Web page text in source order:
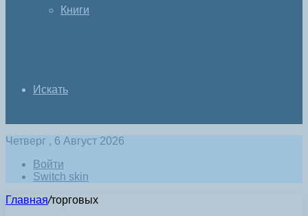
Книги
Искать
Четверг , 6 Август 2026
Войти
Switch skin
Главная/торговых